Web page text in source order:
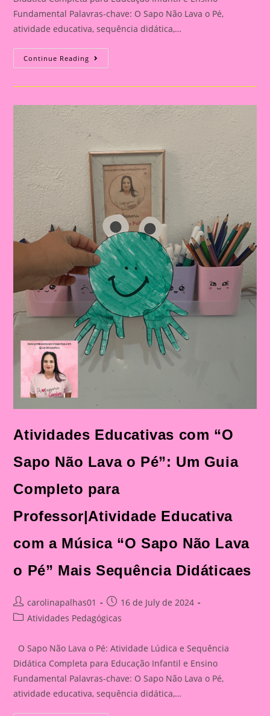
Fundamental Palavras-chave: O Sapo Não Lava o Pé,
atividade educativa, sequência didática,…
Continue Reading Explorando
O
Da
De
Aula
Com
“O
Sapo
Não
Lava
O
Pé”|Atividade
Educativa
Com
A
Música
“O
Sapo
Não
Lava
O
Pé”
Mais
Sequência
Didática
Atividades Educativas com “O
Sapo Não Lava o Pé”: Um Guia
Completo para
Professor|Atividade Educativa
com a Música “O Sapo Não Lava
o Pé” Mais Sequência Didáticaes
Post
author:
carolinapalhas01
Post
published:
16 de July de 2024
PostAtividades Pedagógicas
O Sapo Não Lava o Pé: Atividade Lúdica e Sequência
Didática Completa para Educação Infantil e Ensino
Fundamental Palavras-chave: O Sapo Não Lava o Pé,
atividade educativa, sequência didática,…